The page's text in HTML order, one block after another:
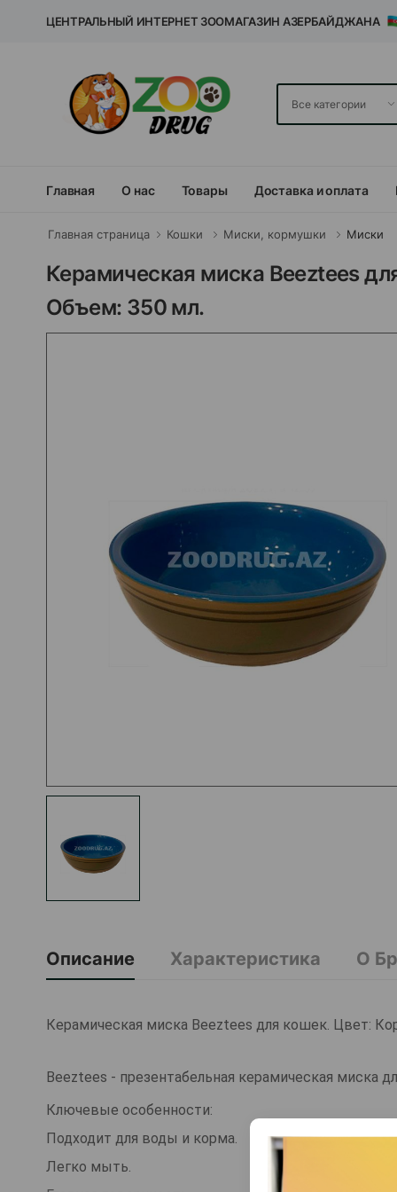
ЦЕНТРАЛЬНЫЙ ИНТЕРНЕТ ЗООМАГАЗИН АЗЕРБАЙДЖАНА
Главная О нас Товары Доставка и оплата
Главная страница Кошки Миски, кормушки Миски
Керамическая миска Beeztees
Объем: 350 мл.
Описание Характеристика О
Керамическая миска Beeztees для кошек. Цвет:
Beeztees - презентабельная керамическая миска
Ключевые особенности:
Подходит для воды и корма.
Легко мыть.